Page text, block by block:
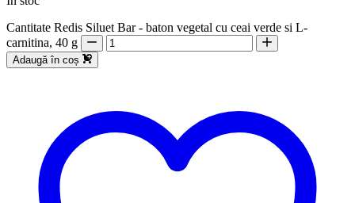
Cantitate Redis Siluet Bar - baton vegetal cu ceai verde si L-
carnitina, 40 g
Adaugă în coș